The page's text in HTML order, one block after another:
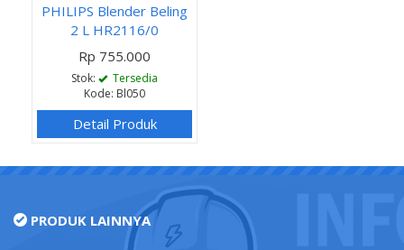
PHILIPS Blender Beling
2 L HR2116/0
Rp 755.000
Stok:
Tersedia
Kode: Bl050
Detail Produk
PRODUK LAINNYA